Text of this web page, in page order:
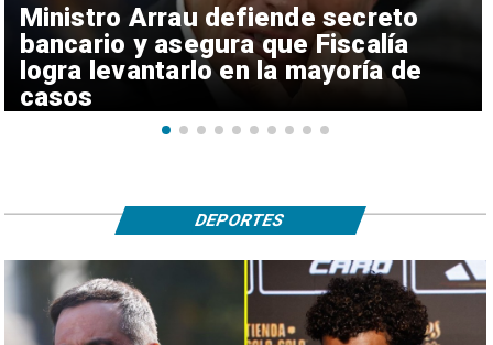
Ministro Arrau defiende secreto
bancario y asegura que Fiscalía
logra levantarlo en la mayoría de
casos
DEPORTES